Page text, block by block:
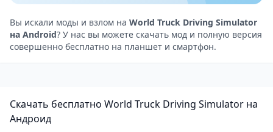
World Truck Driving Simulator — отличный выбор
для любителей симуляторов и грузовых перевозок.
В игре вас ждёт реалистичная физика и графика,
большой открытый мир и разнообразие грузовиков
Однако стоит учитывать, что игра может не
подойти тем, кто не любит высокие системные
Вы искали моды и взлом на World Truck Driving Simulator
на Android? У нас вы можете скачать мод и полную версия
совершенно бесплатно на планшет и смартфон.
Скачать бесплатно World Truck Driving Simulator на
Андроид